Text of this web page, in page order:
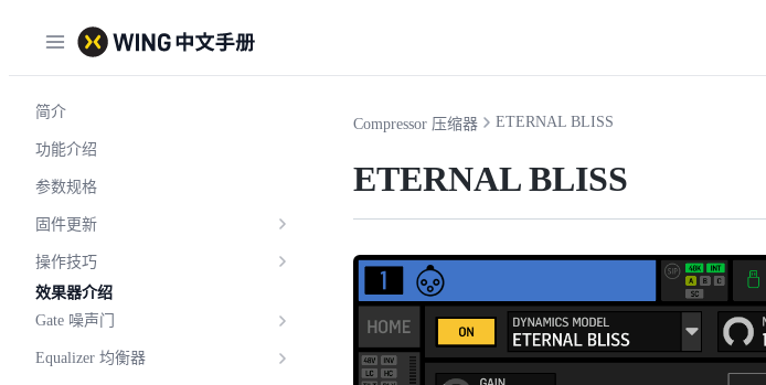
简介
功能介绍
参数规格
固件更新
操作技巧
效果器介绍
Gate 噪声门
Equalizer 均衡器
Compressor 压缩器 ETERNAL BLISS
ETERNAL BLISS